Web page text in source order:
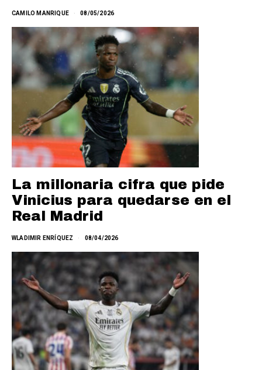
CAMILO MANRIQUE 08/05/2026
La millonaria cifra que pide
Vinicius para quedarse en el
Real Madrid
WLADIMIR ENRÍQUEZ 08/04/2026